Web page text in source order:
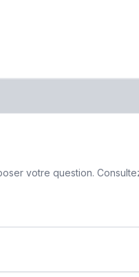
votre question.